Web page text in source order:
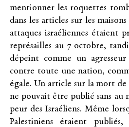
mentionner les roquettes
dans les articles sur les
attaques israéliennes étaient
représailles au 7 octobre,
dépeint comme un
contre toute une nation,
égale. Un article sur la mort de
ne pouvait être publié sans au
peur des Israéliens. Même
Palestiniens étaient